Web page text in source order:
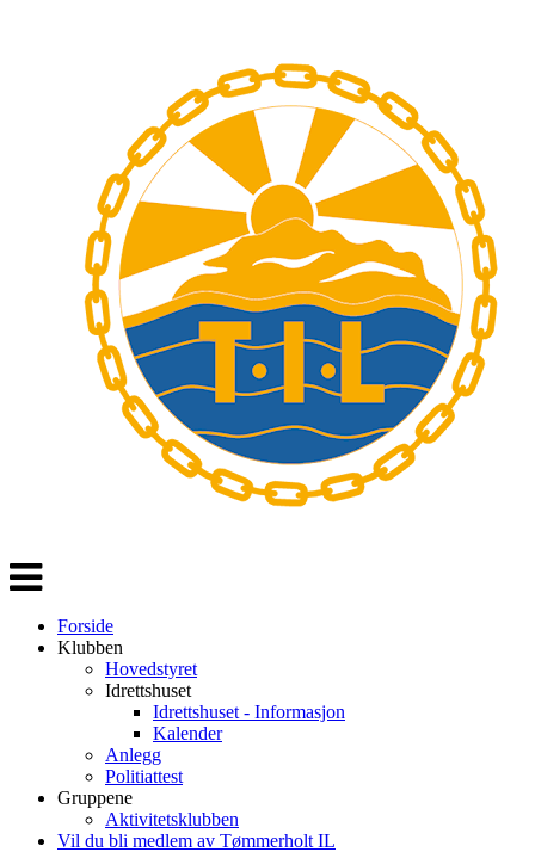
Veksle
navigasjon
Forside
Klubben
Hovedstyret
Idrettshuset
Idrettshuset - Informasjon
Kalender
Anlegg
Politiattest
Gruppene
Aktivitetsklubben
Vil du bli medlem av Tømmerholt IL